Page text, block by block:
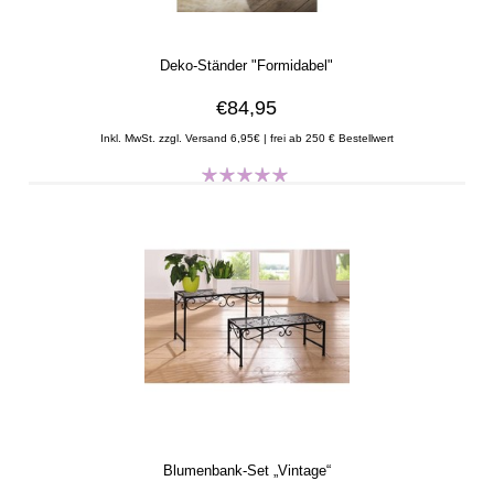
Deko-Ständer "Formidabel"
€84,95
Inkl. MwSt. zzgl. Versand 6,95€ | frei ab 250 € Bestellwert
Blumenbank-Set „Vintage“